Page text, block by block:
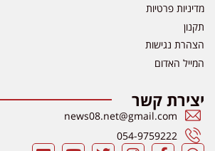
מדיניות פרטיות
תקנון
הצהרת נגישות
המייל האדום
יצירת קשר
news08.net@gmail.com
054-9759222